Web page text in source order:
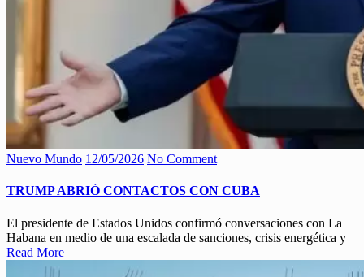
Nuevo Mundo 12/05/2026 No Comment
TRUMP ABRIÓ CONTACTOS CON CUBA
El presidente de Estados Unidos confirmó conversaciones con La
Habana en medio de una escalada de sanciones, crisis energética y
Read More